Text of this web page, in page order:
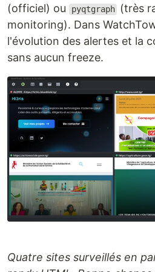
(officiel) ou pyqtgraph
(très
monitoring). Dans
l'évolution des alertes et la
sans aucun freeze.
Quatre sites surveillés en